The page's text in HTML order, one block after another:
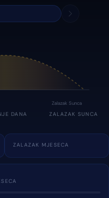
Zalazak Sunca
DANA ZALAZAK SUNCA
ZALAZAK MJESECA